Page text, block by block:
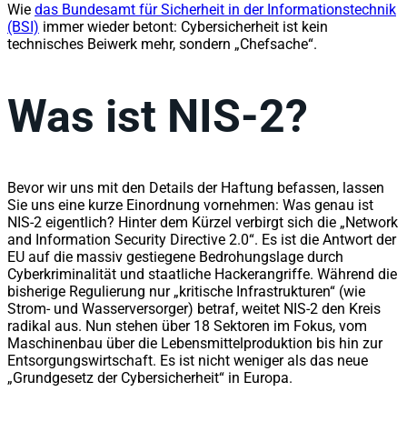
Wie das Bundesamt für Sicherheit in der Informationstechnik
(BSI) immer wieder betont: Cybersicherheit ist kein
technisches Beiwerk mehr, sondern „Chefsache“.
Was ist NIS-2?
Bevor wir uns mit den Details der Haftung befassen, lassen
Sie uns eine kurze Einordnung vornehmen: Was genau ist
NIS-2 eigentlich? Hinter dem Kürzel verbirgt sich die „Network
and Information Security Directive 2.0“. Es ist die Antwort der
EU auf die massiv gestiegene Bedrohungslage durch
Cyberkriminalität und staatliche Hackerangriffe. Während die
bisherige Regulierung nur „kritische Infrastrukturen“ (wie
Strom- und Wasserversorger) betraf, weitet NIS-2 den Kreis
radikal aus. Nun stehen über 18 Sektoren im Fokus, vom
Maschinenbau über die Lebensmittelproduktion bis hin zur
Entsorgungswirtschaft. Es ist nicht weniger als das neue
„Grundgesetz der Cybersicherheit“ in Europa.